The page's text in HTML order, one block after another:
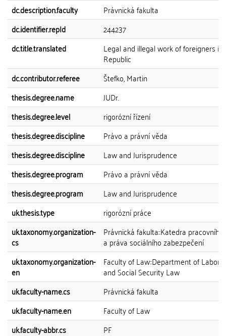
dc.description.faculty
Právnická fakulta
dc.identifier.repId
244237
dc.title.translated
Legal and illegal work of foreigners in
Republic
dc.contributor.referee
Štefko, Martin
thesis.degree.name
JUDr.
thesis.degree.level
rigorózní řízení
thesis.degree.discipline
Právo a právní věda
thesis.degree.discipline
Law and Jurisprudence
thesis.degree.program
Právo a právní věda
thesis.degree.program
Law and Jurisprudence
uk.thesis.type
rigorózní práce
uk.taxonomy.organization-
cs
Právnická fakulta::Katedra
a práva sociálního zabezpečení
uk.taxonomy.organization-
en
Faculty of Law::Department of Labor
and Social Security Law
uk.faculty-name.cs
Právnická fakulta
uk.faculty-name.en
Faculty of Law
uk.faculty-abbr.cs
PF